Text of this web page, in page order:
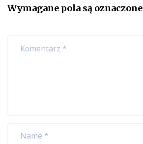
Wymagane pola są oznaczone